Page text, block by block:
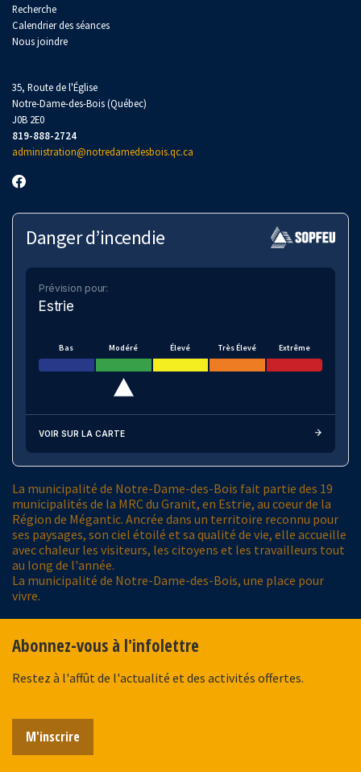
Recherche
Calendrier des séances
Nous joindre
35, Route de l'Église
Notre-Dame-des-Bois (Québec)
J0B 2E0
819-888-2724
administration@notredamedesbois.qc.ca
Danger d’incendie
Prévision pour:
Estrie
Bas Modéré Élevé Très Élevé Extrême
VOIR SUR LA CARTE
La municipalité de Notre-Dame-des-Bois fait partie des 19
municipalités de la MRC du Granit, en Estrie, au coeur de la
Région de Mégantic. Ancrée dans un territoire reconnu pour
ses paysages, son ciel étoilé et sa qualité de vie, elle accueille
avec chaleur les visiteurs, les citoyens et les travailleurs tout
au long de l'année.
La municipalité de Notre-Dame-des-Bois, une place pour
vivre.
Abonnez-vous à l'infolettre
Restez à l'affût de l'actualité et des activités offertes.
M'inscrire